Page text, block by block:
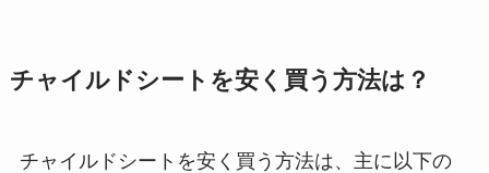
チャイルドシートを安く買う方法は？
チャイルドシートを安く買う方法は、主に以下の